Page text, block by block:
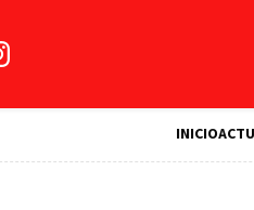
INICIO